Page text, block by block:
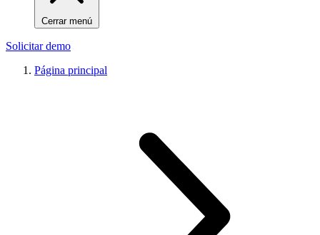
Cerrar menú
Solicitar demo
Página principal